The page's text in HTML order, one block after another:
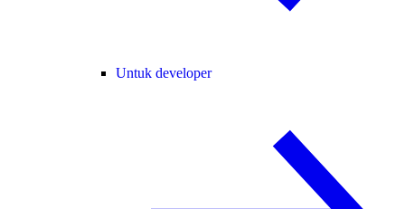
Untuk developer